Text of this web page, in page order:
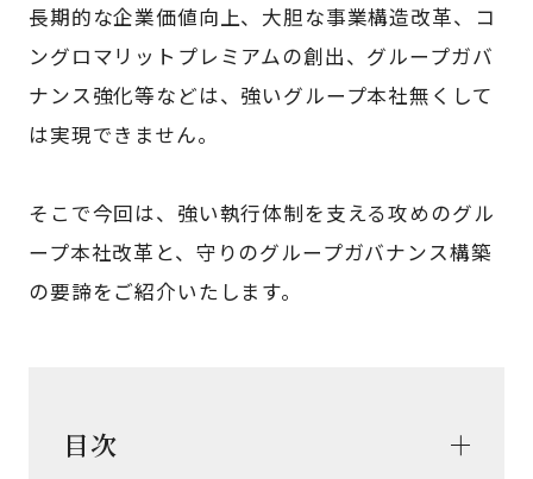
長期的な企業価値向上、大胆な事業構造改革、コ
ングロマリットプレミアムの創出、グループガバ
ナンス強化等などは、強いグループ本社無くして
は実現できません。
そこで今回は、強い執行体制を支える攻めのグル
ープ本社改革と、守りのグループガバナンス構築
の要諦をご紹介いたします。
目次